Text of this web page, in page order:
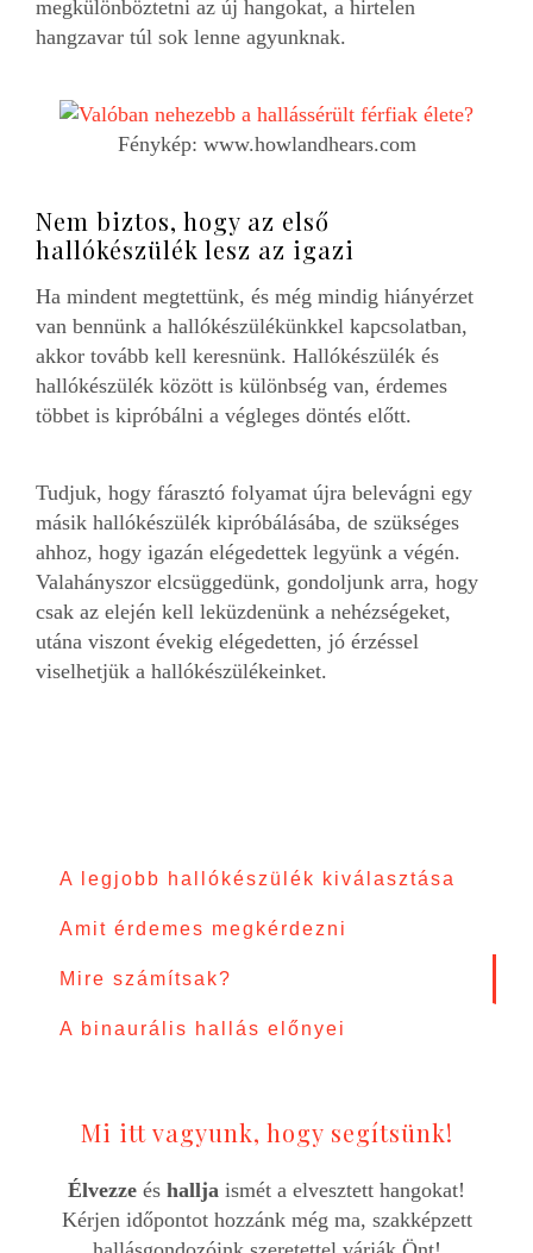
megkülönböztetni az új hangokat, a hirtelen
hangzavar túl sok lenne agyunknak.
Fénykép: www.howlandhears.com
Nem biztos, hogy az első
hallókészülék lesz az igazi
Ha mindent megtettünk, és még mindig hiányérzet
van bennünk a hallókészülékünkkel kapcsolatban,
akkor tovább kell keresnünk. Hallókészülék és
hallókészülék között is különbség van, érdemes
többet is kipróbálni a végleges döntés előtt.
Tudjuk, hogy fárasztó folyamat újra belevágni egy
másik hallókészülék kipróbálásába, de szükséges
ahhoz, hogy igazán elégedettek legyünk a végén.
Valahányszor elcsüggedünk, gondoljunk arra, hogy
csak az elején kell leküzdenünk a nehézségeket,
utána viszont évekig elégedetten, jó érzéssel
viselhetjük a hallókészülékeinket.
A legjobb hallókészülék kiválasztása
Amit érdemes megkérdezni
Mire számítsak?
A binaurális hallás előnyei
Mi itt vagyunk, hogy segítsünk!
Élvezze és hallja ismét a elvesztett hangokat!
Kérjen időpontot hozzánk még ma, szakképzett